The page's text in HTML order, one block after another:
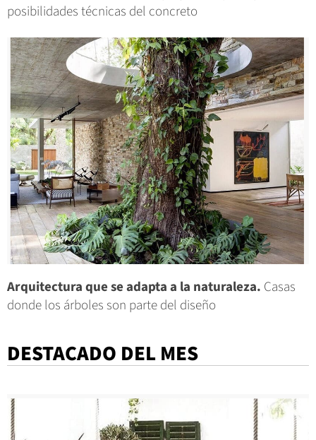
posibilidades técnicas del concreto
Arquitectura que se adapta a la naturaleza. Casas
donde los árboles son parte del diseño
DESTACADO DEL MES